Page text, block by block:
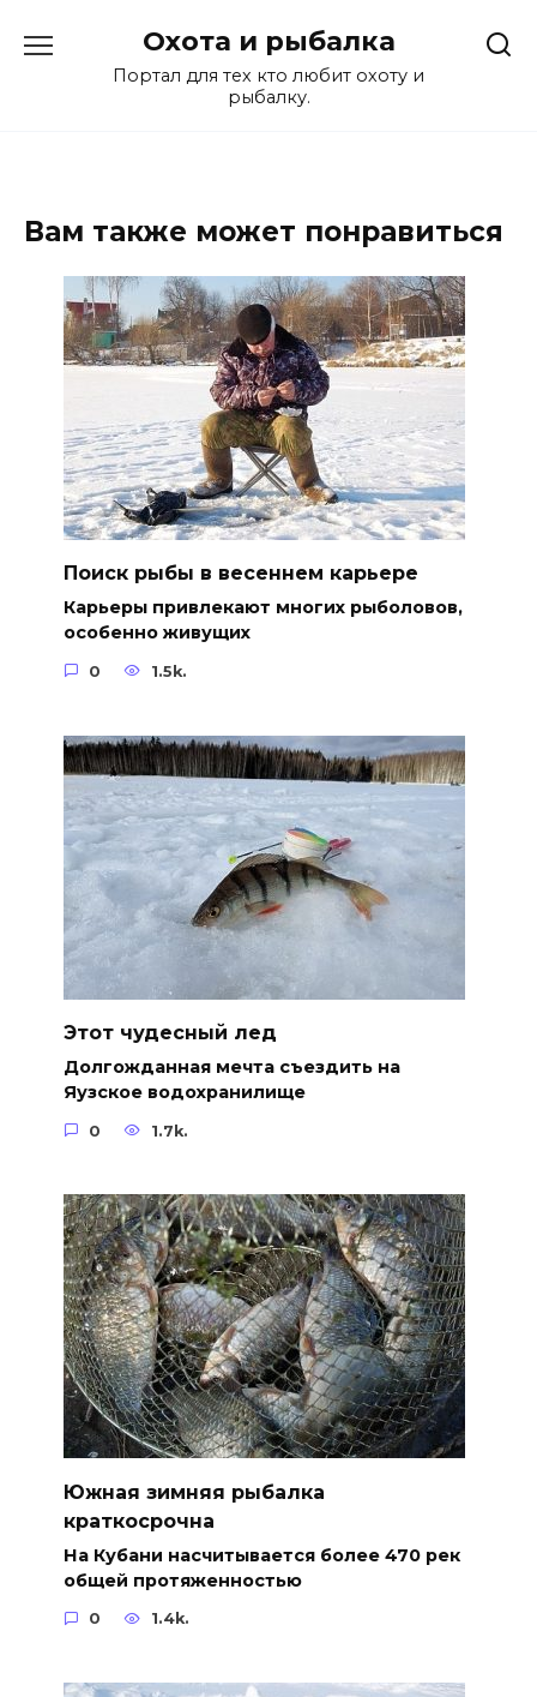
содержанию
Охота и рыбалка
Портал для тех кто любит охоту и
рыбалку.
Вам также может понравиться
Поиск рыбы в весеннем карьере
Карьеры привлекают многих рыболовов,
особенно живущих
0 1.5k.
Этот чудесный лед
Долгожданная мечта съездить на
Яузское водохранилище
0 1.7k.
Южная зимняя рыбалка
краткосрочна
На Кубани насчитывается более 470 рек
общей протяженностью
0 1.4k.